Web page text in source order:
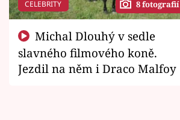
CELEBRITY 8 fotografií
slavného filmového koně.
Jezdil na něm i Draco Malfoy